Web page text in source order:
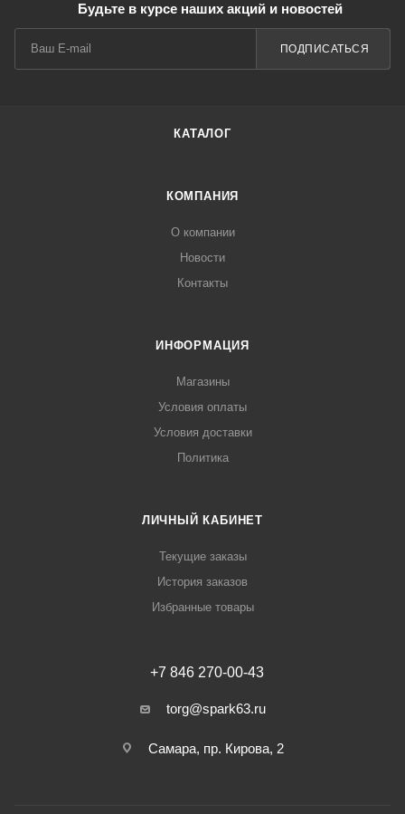
Будьте в курсе наших акций и новостей
ПОДПИСАТЬСЯ
КАТАЛОГ
КОМПАНИЯ
О компании
Новости
Контакты
ИНФОРМАЦИЯ
Магазины
Условия оплаты
Условия доставки
Политика
ЛИЧНЫЙ КАБИНЕТ
Текущие заказы
История заказов
Избранные товары
+7 846 270-00-43
torg@spark63.ru
Самара, пр. Кирова, 2